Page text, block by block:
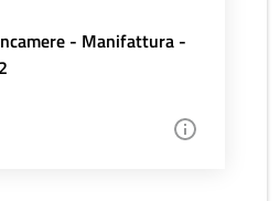
- Manifattura -